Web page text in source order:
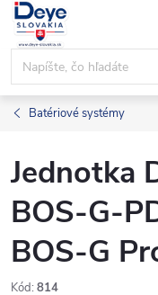
Prejsť
obsah
Batériové systémy
Jednotka
BOS-G-
BOS-G
Kód: 814